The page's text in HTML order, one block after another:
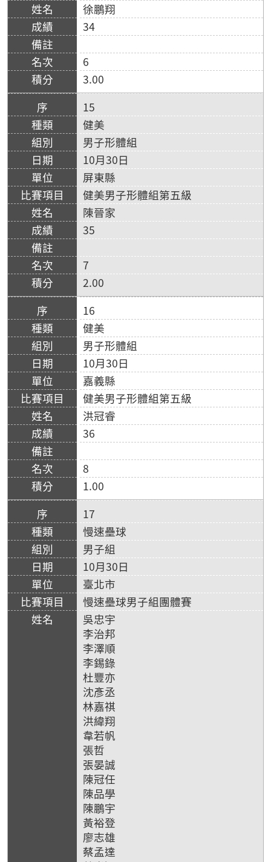
徐鵬翔
34
6
3.00
15
健美
男子形體組
10月30日
屏東縣
健美男子形體組第五級
陳晉家
35
7
2.00
16
健美
男子形體組
10月30日
嘉義縣
健美男子形體組第五級
洪冠睿
36
8
1.00
17
慢速壘球
男子組
10月30日
臺北市
慢速壘球男子組團體賽
吳忠宇
李治邦
李澤順
李錫錄
杜豐亦
沈彥丞
林嘉祺
洪緯翔
韋若帆
張哲
張晏誠
陳冠任
陳品學
陳鵬宇
黃裕登
廖志雄
蔡孟達